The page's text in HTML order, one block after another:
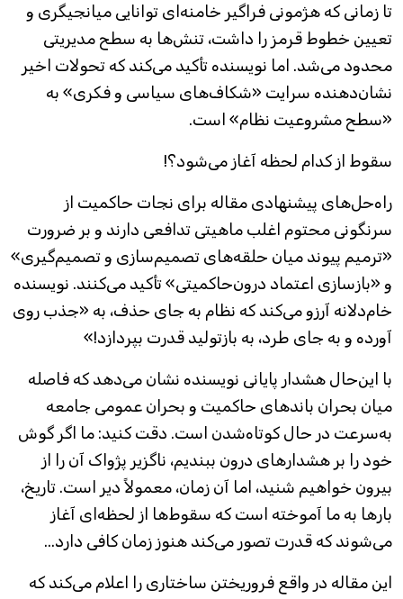
تا زمانی که هژمونی فراگیر خامنه‌ای توانایی میانجیگری و
تعیین خطوط قرمز را داشت، تنش‌ها به سطح مدیریتی
محدود می‌شد. اما نویسنده تأکید می‌کند که تحولات اخیر
نشان‌دهنده سرایت «شکاف‌های سیاسی و فکری» به
«سطح مشروعیت نظام» است.
سقوط‌ از کدام لحظه آغاز می‌شود؟!
راه‌حل‌های پیشنهادی مقاله برای نجات حاکمیت از
سرنگونی محتوم اغلب ماهیتی تدافعی دارند و بر ضرورت
«ترمیم پیوند میان حلقه‌های تصمیم‌سازی و تصمیم‌گیری»
و «بازسازی اعتماد درون‌حاکمیتی» تأکید می‌کنند. نویسنده
خام‌دلانه آرزو می‌کند که نظام به جای حذف، به «جذب روی
آورده و به جای طرد، به بازتولید قدرت بپردازد!»
با این‌حال هشدار پایانی نویسنده نشان می‌دهد که فاصله
میان بحران باندهای حاکمیت و بحران عمومی جامعه
به‌سرعت در حال کوتاه‌شدن است. دقت کنید: ما اگر گوش
خود را بر هشدارهای درون ببندیم، ناگزیر پژواک آن را از
بیرون خواهیم شنید، اما آن زمان، معمولاً دیر است. تاریخ،
بارها به ما آموخته است که سقوط‌ها از لحظه‌‌ای آغاز
می‌شوند که قدرت تصور می‌کند هنوز زمان کافی دارد...
این مقاله در واقع فروریختن ساختاری را اعلام می‌کند که